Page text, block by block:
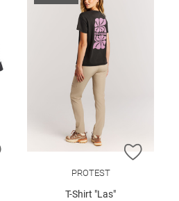
ZUR WUNSCHLISTE HINZUFÜGEN
ZUR
PROTEST
T-Shirt "Las"